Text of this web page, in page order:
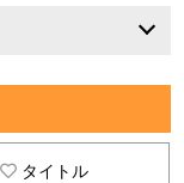
タイトル